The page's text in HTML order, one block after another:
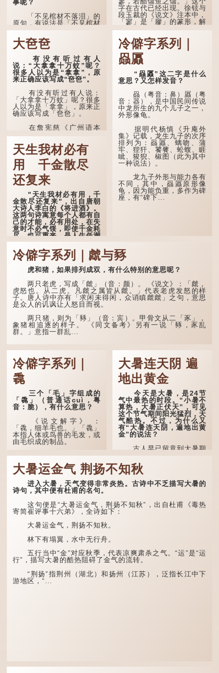
事呢？
「不见棺材不落泪」的
原句，有说法是「不见棺材
不下泪」或「不见亲棺不下
泪」，出自明朝兰陵笑笑生
所著的《金瓶梅词话》第九
十八回。原意是指人未亲眼
见到亲人棺木，便不会真正
感到悲伤；后来引申为比喻
人执迷不悟，不到彻底失
败，便不肯罢休。
许多人对这上半句耳熟
能详，但它其实还有下半句
——「不到黄河心不死」...
字在古代已经出现。徐铉与
段玉裁的《说文》注本中，
「寥」是「廫」的篆形，解
·安期先生》载琊阜老人故
事，以「寥寥安期，虚质高
清」形容空虚无所事事。
唐代《艺文类聚》引晋
孙绰《表哀诗》：「寥寥空
堂，寂寂响户」...
大夿夿
有没有听过有人
说：“大拿拿十万蚊”呢？
很多人以为是“拿拿”，原
来正确应该写成“夿夿”。
有没有听过有人说：
「大拿拿十万蚊」呢？很多
人以为是「拿拿」，原来正
确应该写成「夿夿」。
在詹宪慈《广州语本
语有曰『一个银钱大夿
夿』。」
「夿」形​​容大，「一个
银钱大夿夿」，就形容金钱
数量之大了。 「大夿夿十
万蚊」，就是说十万元是一
笔大数目了。...
天生我材必有
用 千金散尽
还复来
"天生我材必有用，千
金散尽还复来"，出自唐朝
大诗人李白的《将进酒》。
这两句诗寓意每个人都有自
己的才能，必有用处，在失
意时不必气馁，即使千金耗
尽，也可重来，是人生低潮
时激励向上的名句。
原诗写道："人生得意
须尽欢，莫使金樽空对月。
天生我材必有用，千金散尽
会须一饮三百杯。" 意思是
说：上天给了我才能，必然
有用到的地方；即使千金散
去，也终会重新得到。
李白作此诗时，大约是
天宝十一年。当时他已被唐
玄宗赐金放还约八年，这期
冷僻字系列｜
赑屭
“赑屭”这二字是什么
意思？又怎样发音？
赑（粤音：鼻）屭（粤
音：器），是中国民间传说
中龙所生的九个儿子之一，
外形像龟。
据明代杨慎《升庵外
集》记载，龙生九子的次序
排列为：赑屭、螭吻、蒲
牢、狴犴、饕餮、蚣蝮、睚
眦、狻猊、椒图（此为其中
一种说法）。
龙九子外形与能力各有
不同，其中，赑屭原形像
龟，因为能负重，多作为碑
座，有“碑下...
冷僻字系列｜虤与豩
虎和猪，如果排列成双，有什么特别的意思呢？
两只老虎，写成「虤」（音：颜）。 《说文》：「虤，
虎怒也。从二虎。凡虤之属皆从虤。」代表老虎发怒的样
子。唐人诗中亦有「求闲未得闲，众诮瞋虤虤」之句，意思
是众人的讥讽让人怒目而视。
两只猪，则为「豩」（音：宾）。甲骨文从二「豕」，
象猪相追逐的样子。 《同文备考》另有一说「豩，豕乱
群。」意指一群乱...
冷僻字系列｜
毳
三个「毛」字组成的
「毳」（普通话cuì，粤
音：脆），有什么意思？
《说文解字》 ：
「毳，细羊毛也。」「毳」
本指人体或鸟兽的毛发，或
由毛织成的制品。
人体表面，例如手臂等
部位生长的细毛，也叫
「毳」，又叫「寒毛」、
「汗毛」。
医学上，「毳毛」是一
个专有名词。它指人类在儿
童时期长出的一种细小、不
易注意到却又几乎遍布全身
的毛发。毳毛的密度因人而
异，其长度则通常不会...
大暑连天阴 遍
地出黄金
今天是大暑，是24节
气中最热的时段。“小暑不
算热，大暑正伏天”，可见
这个节气期间阳光猛烈，天
气酷热。不过，为什么又
有“大暑连天阴，遍地出黄
金”的说法？
古人早已留意到大暑期
间的气候规律。 《逸周书·
时训解》记载：「大暑之
日，腐草化为萤。又五日，
土润溽暑。又五日，大雨时
行。」意思是说，大暑时节
萤火虫出生，土地湿热，常
这段时期的雨水，对农
大暑运金气 荆扬不知秋
进入大暑，天气变得非常炎热。古诗中不乏描写大暑的
诗句，其中便有杜甫的名句。
这句便是“大暑运金气，荆扬不知秋”，出自杜甫《毒热
寄简崔评事十六弟》，全诗如下：
大暑运金气，荆扬不知秋。
林下有塌翼，水中无行舟。
五行当中“金”对应秋季，代表凉爽肃杀之气。“运”是“运
行”，描写大暑的酷热阻碍了金气的流转。
“荆扬”指荆州（湖北）和扬州（江苏），泛指长江中下
游地区，“...